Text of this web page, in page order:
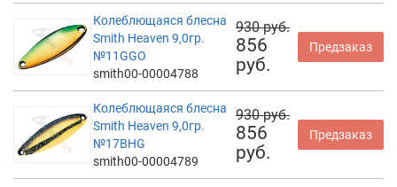
Колеблющаяся блесна
Smith Heaven 9,0гр.
№11GGO
smith00-00004788
930 руб.
856
руб.
Предзаказ
Колеблющаяся блесна
Smith Heaven 9,0гр.
№17BHG
smith00-00004789
930 руб.
856
руб.
Предзаказ